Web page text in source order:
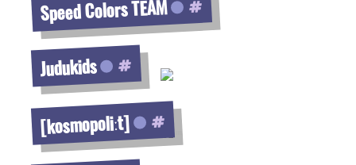
Speed Colors TEAM
Judukids
[kosmopoliːt]
Voir la fiche